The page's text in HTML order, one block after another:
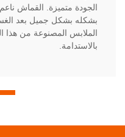
الجودة متميزة. القماش
بشكله بشكل جميل بعد
الملابس المصنوعة من هذا
بالاستدامة.